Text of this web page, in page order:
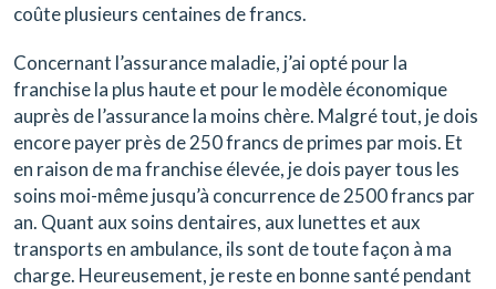
coûte plusieurs centaines de francs.
Concernant l’assurance maladie, j’ai opté pour la
franchise la plus haute et pour le modèle économique
auprès de l’assurance la moins chère. Malgré tout, je dois
encore payer près de 250 francs de primes par mois. Et
en raison de ma franchise élevée, je dois payer tous les
soins moi-même jusqu’à concurrence de 2500 francs par
an. Quant aux soins dentaires, aux lunettes et aux
transports en ambulance, ils sont de toute façon à ma
charge. Heureusement, je reste en bonne santé pendant